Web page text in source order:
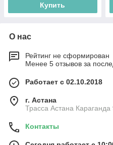
Купить
О нас
Рейтинг не сформирован
Менее 5 отзывов за
Работает с 02.10.2018
г. Астана
Трасса Астана Караганда
Контакты